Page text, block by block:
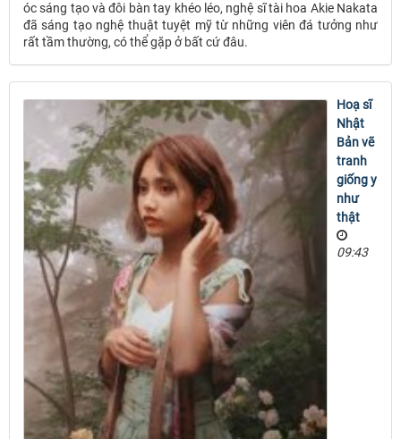
óc sáng tạo và đôi bàn tay khéo léo, nghệ sĩ tài hoa Akie Nakata
đã sáng tạo nghệ thuật tuyệt mỹ từ những viên đá tưởng như
rất tầm thường, có thể gặp ở bất cứ đâu.
Hoạ sĩ
Nhật
Bản vẽ
tranh
giống y
như
thật
09:43